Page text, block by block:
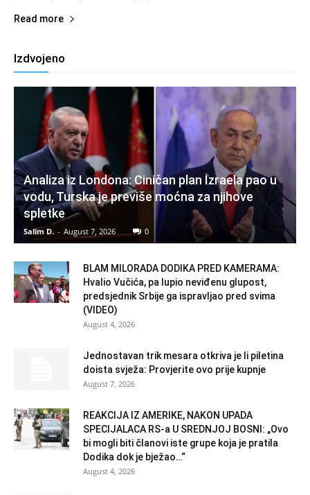
Read more
Izdvojeno
Analiza iz Londona: Ciničan plan Izraela pao u
vodu, Turska je previše moćna za njihove
spletke
Salim D. - August 7, 2026 0
BLAM MILORADA DODIKA PRED KAMERAMA:
Hvalio Vučića, pa lupio neviđenu glupost,
predsjednik Srbije ga ispravljao pred svima
(VIDEO)
August 4, 2026
Jednostavan trik mesara otkriva je li piletina
doista svježa: Provjerite ovo prije kupnje
August 7, 2026
REAKCIJA IZ AMERIKE, NAKON UPADA
SPECIJALACA RS-a U SREDNJOJ BOSNI: „Ovo
bi mogli biti članovi iste grupe koja je pratila
Dodika dok je bježao…“
August 4, 2026